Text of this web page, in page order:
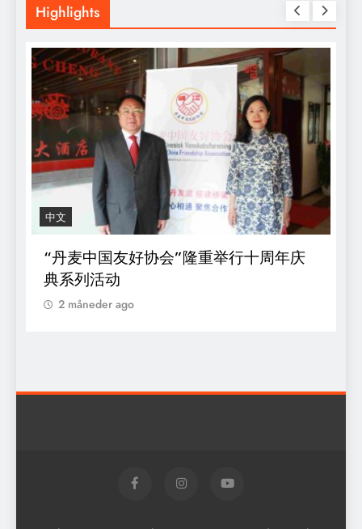
Highlights
中文
“丹麦中国友好协会”隆重举行十周年庆
典系列活动
2 måneder ago